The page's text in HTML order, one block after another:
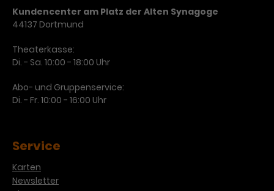
Kundencenter am Platz der Alten Synagoge
44137 Dortmund
Theaterkasse:
Di. - Sa. 10:00 - 18:00 Uhr
Abo- und Gruppenservice:
Di. - Fr. 10:00 - 16:00 Uhr
Service
Karten
Newsletter